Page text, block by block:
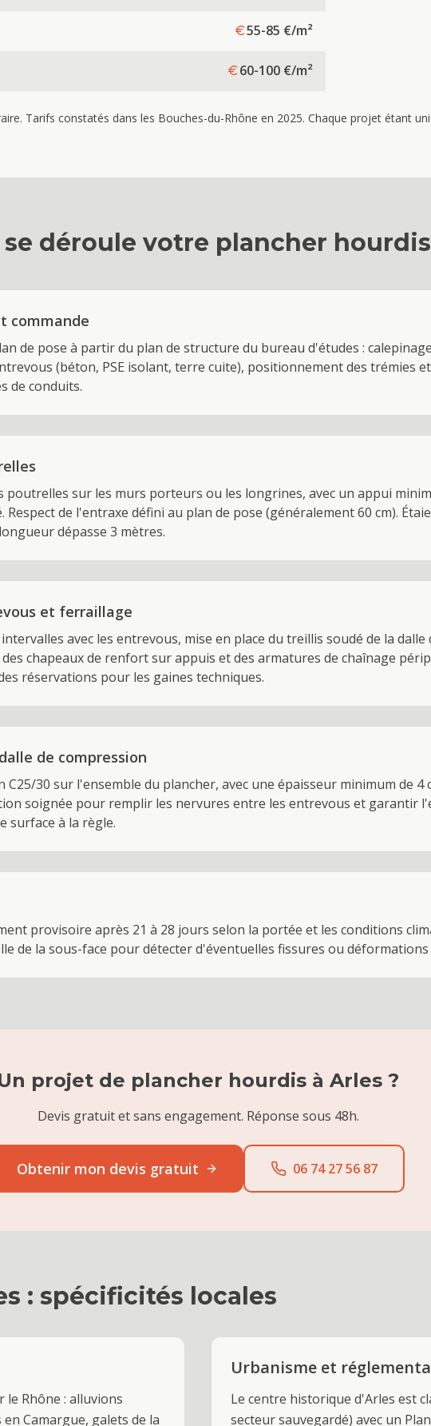
55-85 €/m²
60-100 €/m²
Tarifs constatés dans les Bouches-du-Rhône en 2025. Chaque projet étant
déroule votre plancher hourdis
commande
de pose à partir du plan de structure du bureau d'études :
(béton, PSE isolant, terre cuite), positionnement des trémies
de conduits.
poutrelles sur les murs porteurs ou les longrines, avec un appui
Respect de l'entraxe défini au plan de pose (généralement 60 cm).
dépasse 3 mètres.
et ferraillage
avec les entrevous, mise en place du treillis soudé de la
chapeaux de renfort sur appuis et des armatures de chaînage
réservations pour les gaines techniques.
de compression
C25/30 sur l'ensemble du plancher, avec une épaisseur minimum de 4
soignée pour remplir les nervures entre les entrevous et garantir
surface à la règle.
provisoire après 21 à 28 jours selon la portée et les conditions
de la sous-face pour détecter d'éventuelles fissures ou
projet de plancher hourdis à Arles ?
Devis gratuit et sans engagement. Réponse sous 48h.
Obtenir mon devis gratuit 06 74 27 56 87
: spécificités locales
Rhône : alluvions
Camargue, galets de la
Urbanisme et
Le centre historique d'Arles est
secteur sauvegardé) avec un